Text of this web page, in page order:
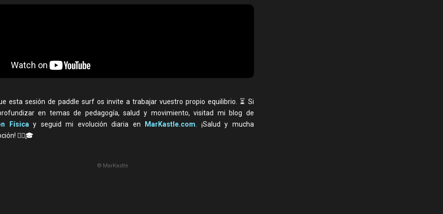
esta sesión de paddle surf os invite a trabajar vuestro propio equilibrio. ⏳ Si
en temas de pedagogía, salud y movimiento, visitad mi blog de
Física y seguid mi evolución diaria en MarKastle.com . ¡Salud y mucha
🚶‍♂️🎓
© MarKastle